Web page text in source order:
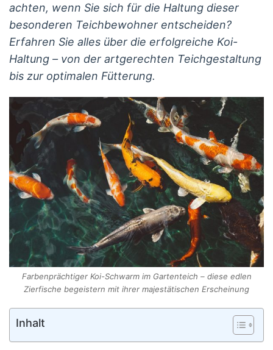
achten, wenn Sie sich für die Haltung dieser
besonderen Teichbewohner entscheiden?
Erfahren Sie alles über die erfolgreiche Koi-
Haltung – von der artgerechten Teichgestaltung
bis zur optimalen Fütterung.
Farbenprächtiger Koi-Schwarm im Gartenteich – diese edlen
Zierfische begeistern mit ihrer majestätischen Erscheinung
Inhalt